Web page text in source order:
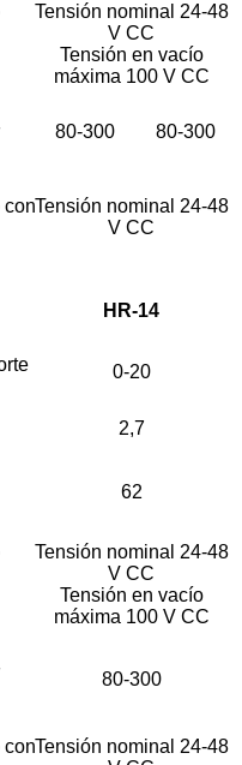
HR-14
0-20
2,7
62
Tensión nominal 24-48
V CC
Tensión en vacío
máxima 100 V CC
80-300 80-300
80-300
Tensión nominal 24-48
V CC
con
Tensión nominal 24-48
V CC
Tensión en vacío
máxima 100 V CC
Tensión nominal 24-48
con